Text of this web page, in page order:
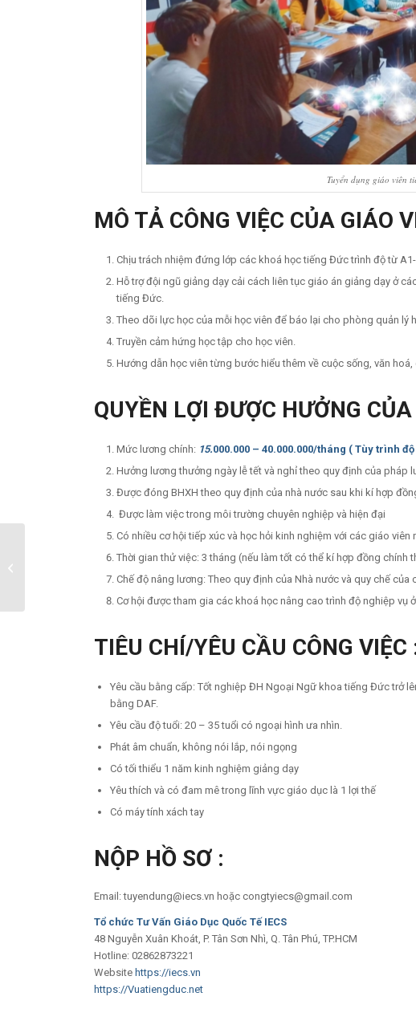
Tuyển dụng giáo viên
MÔ TẢ CÔNG VIỆC CỦA GIÁO
Chịu trách nhiệm đứng lớp các khoá học tiếng Đức trình độ từ
Hỗ trợ đội ngũ giảng dạy cải cách liên tục giáo án giảng dạy ở
tiếng Đức.
Theo dõi lực học của mỗi học viên để báo lại cho phòng quản lý
Truyền cảm hứng học tập cho học viên.
Hướng dẫn học viên từng bước hiểu thêm về cuộc sống, văn
QUYỀN LỢI ĐƯỢC HƯỞNG
Mức lương chính: 15.000.000 – 40.000.000/tháng ( Tùy trình
Hưởng lương thưởng ngày lễ tết và nghỉ theo quy định của pháp
Được đóng BHXH theo quy định của nhà nước sau khi kí hợp
Được làm việc trong môi trường chuyên nghiệp và hiện đại
Có nhiều cơ hội tiếp xúc và học hỏi kinh nghiệm với các giáo
Thời gian thử việc: 3 tháng (nếu làm tốt có thể kí hợp đồng chính
Chế độ nâng lương: Theo quy định của Nhà nước và quy chế của
Cơ hội được tham gia các khoá học nâng cao trình độ nghiệp vụ
TIÊU CHÍ/YÊU CẦU CÔNG VIỆC
Yêu cầu bằng cấp: Tốt nghiệp ĐH Ngoại Ngữ khoa tiếng Đức trở
bằng DAF.
Yêu cầu độ tuổi: 20 – 35 tuổi có ngoại hình ưa nhìn.
Phát âm chuẩn, không nói lắp, nói ngọng
Có tối thiểu 1 năm kinh nghiệm giảng dạy
Yêu thích và có đam mê trong lĩnh vực giáo dục là 1 lợi thế
Có máy tính xách tay
NỘP HỒ SƠ :
Email: tuyendung@iecs.vn hoặc congtyiecs@gmail.com
Tổ chức Tư Vấn Giáo Dục Quốc Tế IECS
48 Nguyễn Xuân Khoát, P. Tân Sơn Nhì, Q. Tân Phú, TP.HCM
Hotline: 02862873221
Websitehttps://iecs.vn
https://Vuatiengduc.net
NHÂN VIÊN VĂN PHÒNG